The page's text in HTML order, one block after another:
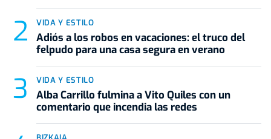
VIDA Y ESTILO
Adiós a los robos en vacaciones: el truco del
felpudo para una casa segura en verano
VIDA Y ESTILO
Alba Carrillo fulmina a Vito Quiles con un
comentario que incendia las redes